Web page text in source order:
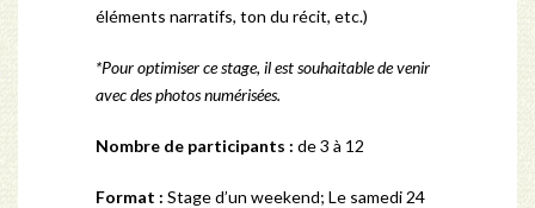
éléments narratifs, ton du récit, etc.)
*Pour optimiser ce stage, il est souhaitable de venir
avec des photos numérisées.
Nombre de participants : de 3 à 12
Format : Stage d’un weekend; Le samedi 24